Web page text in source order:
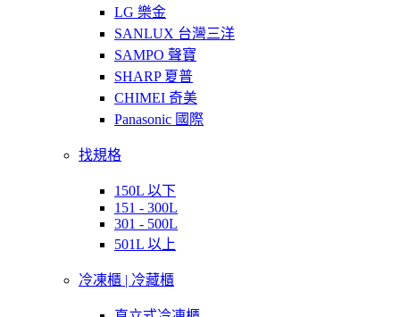
LG 樂金
SANLUX 台灣三洋
SAMPO 聲寶
SHARP 夏普
CHIMEI 奇美
Panasonic 國際
找規格
150L 以下
151 - 300L
301 - 500L
501L 以上
冷凍櫃 | 冷藏櫃